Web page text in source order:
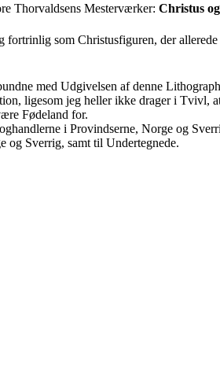
Thorvaldsens Mesterværker: Christus
som Christusfiguren, der
med Udgivelsen af denne
ligesom jeg heller ikke drager i Tvivl,
Fødeland for.
i Provindserne, Norge og
og Sverrig, samt til Undertegnede.